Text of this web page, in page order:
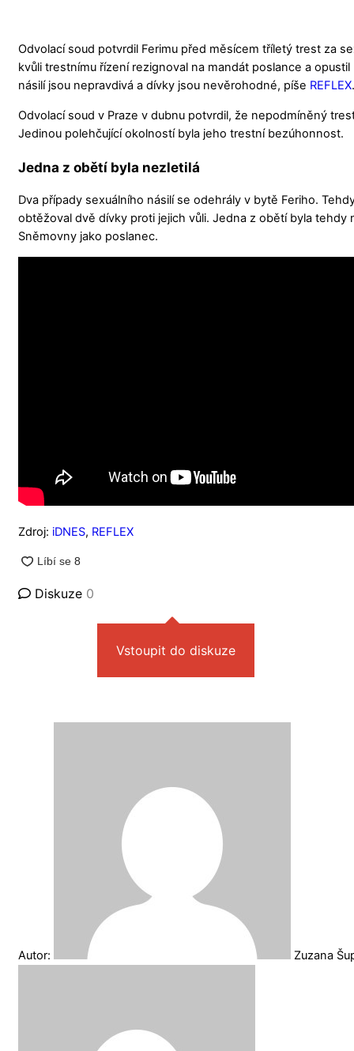
Odvolací soud potvrdil Ferimu před měsícem tříletý trest za
kvůli trestnímu řízení rezignoval na mandát poslance a
násilí jsou nepravdivá a dívky jsou nevěrohodné, píše REFLEX.
Odvolací soud v Praze v dubnu potvrdil, že nepodmíněný
Jedinou polehčující okolností byla jeho trestní bezúhonnost.
Jedna z obětí byla nezletilá
Dva případy sexuálního násilí se odehrály v bytě Feriho.
obtěžoval dvě dívky proti jejich vůli. Jedna z obětí byla
Sněmovny jako poslanec.
Zdroj: iDNES, REFLEX
Diskuze 0
Vstoupit do diskuze
Autor: Zuzana